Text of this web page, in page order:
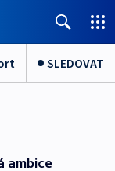
SLEDOVAT
ambice